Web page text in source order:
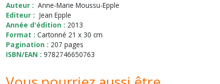
Auteur : Anne-Marie Moussu-Epple
Editeur : Jean Epple
Année d'édition : 2013
Format : Cartonné 21 x 30 cm
Pagination : 207 pages
ISBN/EAN : 9782746650763